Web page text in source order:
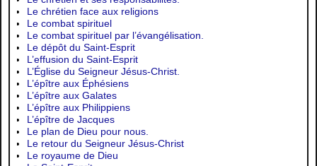
Le chrétien face aux religions
Le combat spirituel
Le combat spirituel par l’évangélisation.
Le dépôt du Saint-Esprit
L’effusion du Saint-Esprit
L’Église du Seigneur Jésus-Christ.
L’épître aux Éphésiens
L’épître aux Galates
L’épître aux Philippiens
L’épître de Jacques
Le plan de Dieu pour nous.
Le retour du Seigneur Jésus-Christ
Le royaume de Dieu